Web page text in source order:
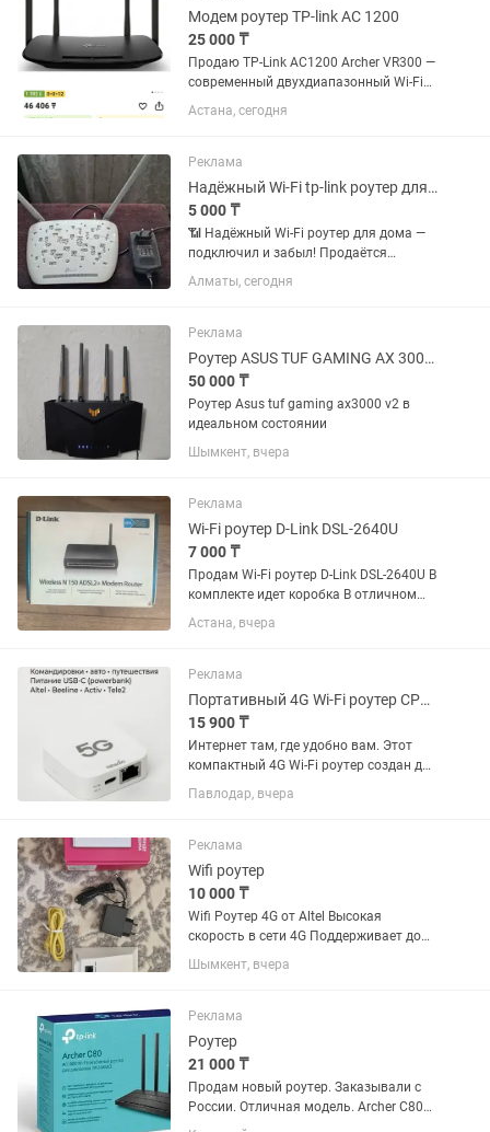
Модем роутер TP-link AC 1200
25 000 ₸
Продаю TP-Link AC1200 Archer VR300 —
современный двухдиапазонный Wi-Fi
роутер, обеспечивающий стабильное и
быстрое подключение к интернету для
Астана, сегодня
Реклама
Надёжный Wi-Fi tp-link роутер для дома подключил и забыл!
5 000 ₸
📶 Надёжный Wi-Fi роутер для дома —
подключил и забыл! Продаётся
проверенный временем роутер TP‑Link
TD‑W8961N — отличный вариант для
стабильно, без зависаний....
Алматы, сегодня
Реклама
Роутер ASUS TUF GAMING AX 3000 V2
50 000 ₸
Роутер Asus tuf gaming ax3000 v2 в
идеальном состоянии
Шымкент, вчера
Реклама
Wi-Fi роутер D-Link DSL-2640U
7 000 ₸
Продам Wi-Fi роутер D-Link DSL-2640U В
комплекте идет коробка В отличном
состоянии Цена: 7 000 тенге
Астана, вчера
Реклама
Портативный 4G Wi-Fi роутер CPE C1 SIM
15 900 ₸
Интернет там, где удобно вам. Этот
компактный 4G Wi-Fi роутер создан для
поездок, авто и командировок:
вставляете SIM-карту — и получаете Wi-
USB-C, поэтому...
Павлодар, вчера
Реклама
Wifi роутер
10 000 ₸
Wifi Роутер 4G от Altel Высокая
скорость в сети 4G Поддерживает до
32 устройств одновременно.
Прошитый поддерживает любого
пользования, также идеально
подходит для...
Шымкент, вчера
Реклама
Роутер
21 000 ₸
Продам новый роутер. Заказывали с
России. Отличная модель. Archer C80
обеспечивает